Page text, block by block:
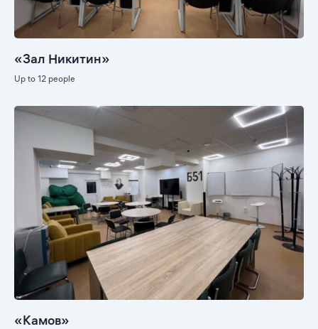
«Зал Никитин»
Up to 12 people
«Камов»